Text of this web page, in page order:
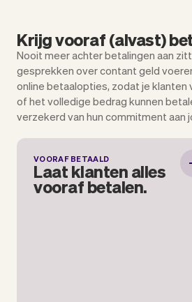
Krijg vooraf (alvast)
Nooit meer achter betalingen aan
gesprekken over contant geld
online betaalopties, zodat je klanten
of het volledige bedrag kunnen
verzekerd van hun commitment aan
VOORAF BETAALD
Laat klanten alles
vooraf betalen.
Laat klanten
vooraf